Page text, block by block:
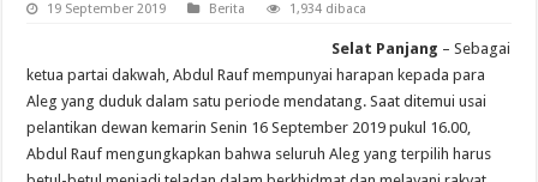
19 September 2019 Berita 1,934 dibaca
Selat Panjang – Sebagai
ketua partai dakwah, Abdul Rauf mempunyai harapan kepada para
Aleg yang duduk dalam satu periode mendatang. Saat ditemui usai
pelantikan dewan kemarin Senin 16 September 2019 pukul 16.00,
Abdul Rauf mengungkapkan bahwa seluruh Aleg yang terpilih harus